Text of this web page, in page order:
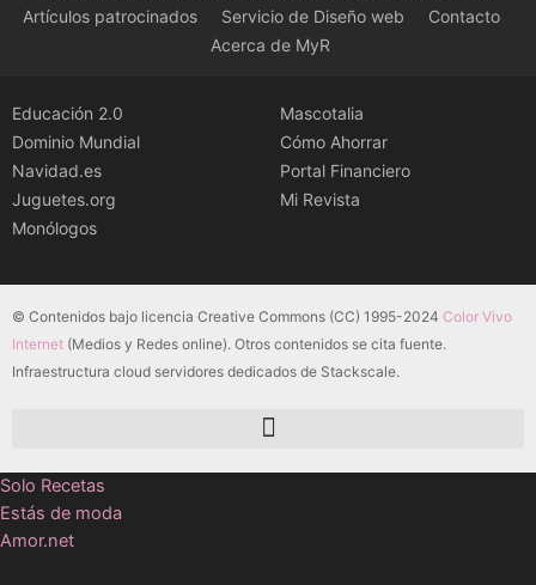
Artículos patrocinados Servicio de Diseño web
Contacto
Acerca de MyR
Educación 2.0
Dominio Mundial
Navidad.es
Juguetes.org
Monólogos
Mascotalia
Cómo Ahorrar
Portal Financiero
Mi Revista
© Contenidos bajo licencia Creative Commons (CC) 1995-2024 Color Vivo
Internet (Medios y Redes online). Otros contenidos se cita fuente.
Infraestructura cloud servidores dedicados de Stackscale.
Solo Recetas
Estás de moda
Amor.net